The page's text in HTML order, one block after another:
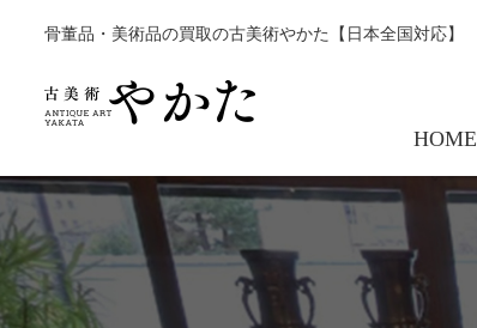
骨董品・美術品の買取の古美術やかた【日本全国対応】
HOME